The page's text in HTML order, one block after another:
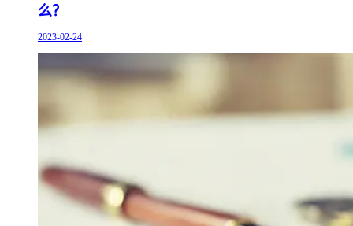
么？
2023-02-24